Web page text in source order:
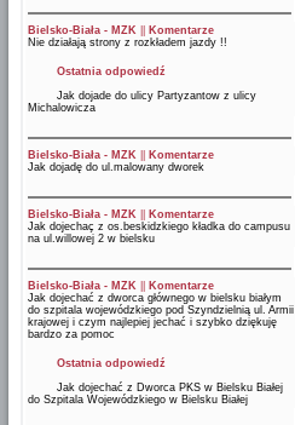
Bielsko-Biała - MZK
Komentarze
Nie działają strony z rozkładem jazdy !!
Ostatnia odpowiedź
Jak dojade do ulicy Partyzantow z ulicy
Michalowicza
Bielsko-Biała - MZK
Komentarze
Jak dojadę do ul.malowany dworek
Bielsko-Biała - MZK
Komentarze
Jak dojechaç z os.beskidzkiego kładka do campusu
na ul.willowej 2 w bielsku
Bielsko-Biała - MZK
Komentarze
Jak dojechać z dworca głównego w bielsku białym
do szpitala wojewódzkiego pod Szyndzielnią ul. Armii
krajowej i czym najlepiej jechać i szybko dziękuję
bardzo za pomoc
Ostatnia odpowiedź
Jak dojechać z Dworca PKS w Bielsku Białej
do Szpitala Wojewódzkiego w Bielsku Białej